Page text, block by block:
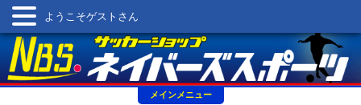
メインメニュー
ようこそゲストさん